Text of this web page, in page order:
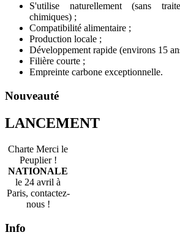
S'utilise naturellement (sans
chimiques) ;
Compatibilité alimentaire ;
Production locale ;
Développement rapide (environs 15
Filière courte ;
Empreinte carbone exceptionnelle.
Nouveauté
LANCEMENT
Charte Merci le
Peuplier !
NATIONALE
le 24 avril à
Paris, contactez-
nous !
Info